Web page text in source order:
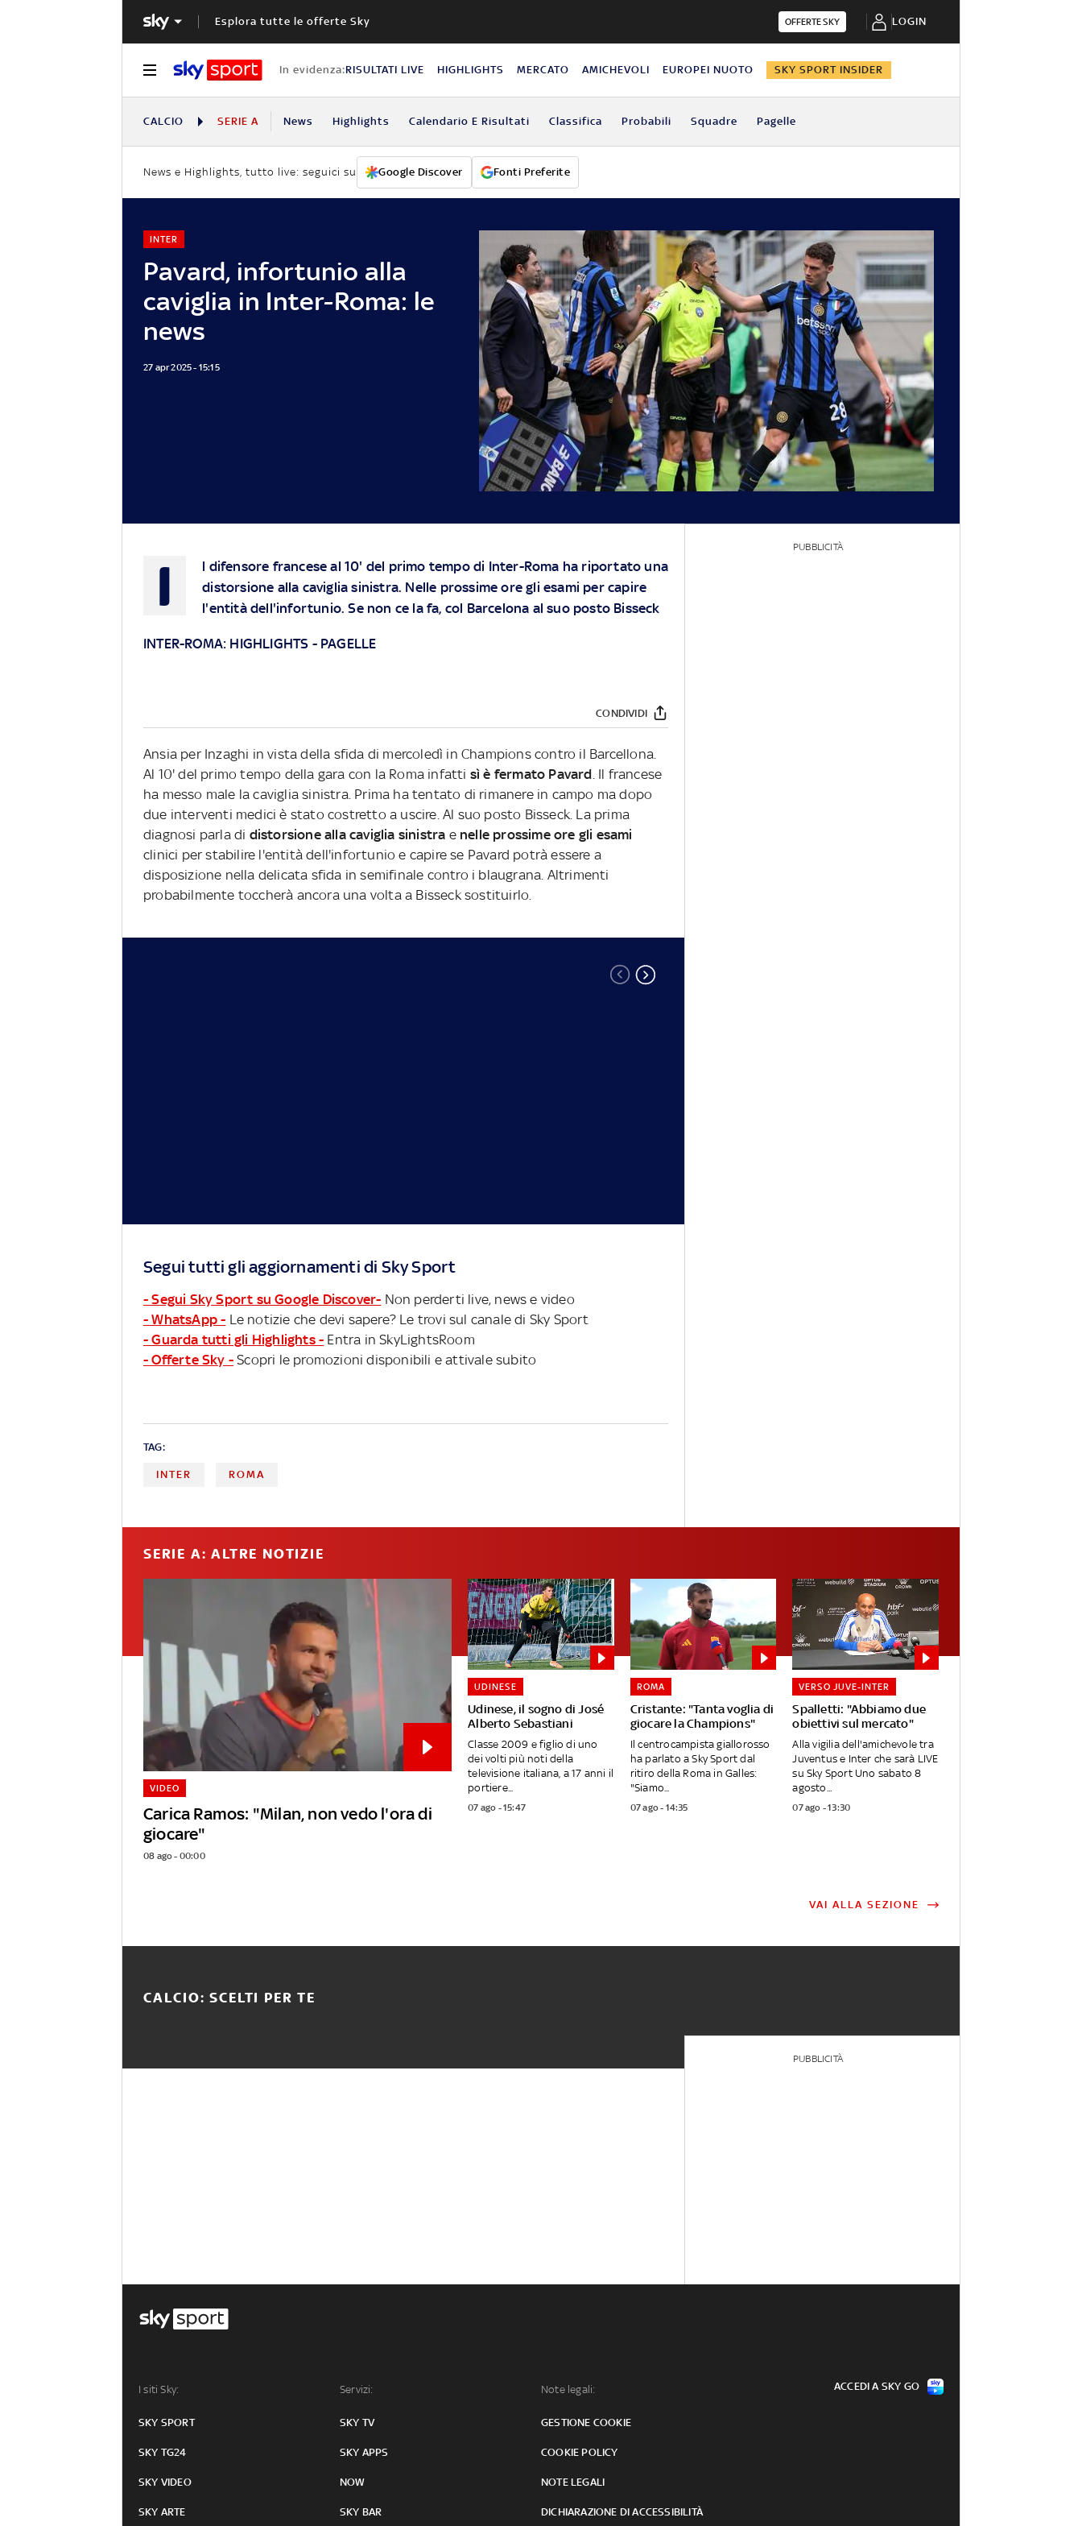
Esplora tutte le offerte Sky OFFERTE SKY LOGIN
In evidenza:RISULTATI LIVE HIGHLIGHTS MERCATO AMICHEVOLI EUROPEI NUOTO SKY SPORT INSIDER
CALCIO SERIE A News Highlights Calendario E Risultati Classifica Probabili Squadre Pagelle
News e Highlights, tutto live: seguici su Google Discover Fonti Preferite
Pavard, infortunio alla
caviglia in Inter-Roma: le
news
INTER
27 apr 2025 - 15:15
I
l difensore francese al 10' del primo tempo di Inter-Roma ha riportato una
distorsione alla caviglia sinistra. Nelle prossime ore gli esami per capire
l'entità dell'infortunio. Se non ce la fa, col Barcelona al suo posto Bisseck
INTER-ROMA: HIGHLIGHTS - PAGELLE
CONDIVIDI
Ansia per Inzaghi in vista della sfida di mercoledì in Champions contro il Barcellona.
Al 10' del primo tempo della gara con la Roma infatti sì è fermato Pavard. Il francese
ha messo male la caviglia sinistra. Prima ha tentato di rimanere in campo ma dopo
due interventi medici è stato costretto a uscire. Al suo posto Bisseck. La prima
diagnosi parla di distorsione alla caviglia sinistra e nelle prossime ore gli esami
clinici per stabilire l'entità dell'infortunio e capire se Pavard potrà essere a
disposizione nella delicata sfida in semifinale contro i blaugrana. Altrimenti
probabilmente toccherà ancora una volta a Bisseck sostituirlo.
Segui tutti gli aggiornamenti di Sky Sport
- Segui Sky Sport su Google Discover- Non perderti live, news e video
- WhatsApp - Le notizie che devi sapere? Le trovi sul canale di Sky Sport
- Guarda tutti gli Highlights - Entra in SkyLightsRoom
- Offerte Sky - Scopri le promozioni disponibili e attivale subito
TAG:
INTER ROMA
PUBBLICITÀ
SERIE A: ALTRE NOTIZIE
Carica Ramos: "Milan, non vedo l'ora di
giocare"
VIDEO
08 ago - 00:00
Udinese, il sogno di José
Alberto Sebastiani
UDINESE
Classe 2009 e figlio di uno
dei volti più noti della
televisione italiana, a 17 anni il
portiere...
07 ago - 15:47
Cristante: "Tanta voglia di
giocare la Champions"
ROMA
Il centrocampista giallorosso
ha parlato a Sky Sport dal
ritiro della Roma in Galles:
"Siamo...
07 ago - 14:35
Spalletti: "Abbiamo due
obiettivi sul mercato"
VERSO JUVE-INTER
Alla vigilia dell'amichevole tra
Juventus e Inter che sarà LIVE
su Sky Sport Uno sabato 8
agosto...
07 ago - 13:30
VAI ALLA SEZIONE
CALCIO: SCELTI PER TE
PUBBLICITÀ
I siti Sky:
SKY SPORT
SKY TG24
SKY VIDEO
SKY ARTE
Servizi:
SKY TV
SKY APPS
NOW
SKY BAR
Note legali:
GESTIONE COOKIE
COOKIE POLICY
NOTE LEGALI
DICHIARAZIONE DI ACCESSIBILITÀ
ACCEDI A SKY GO